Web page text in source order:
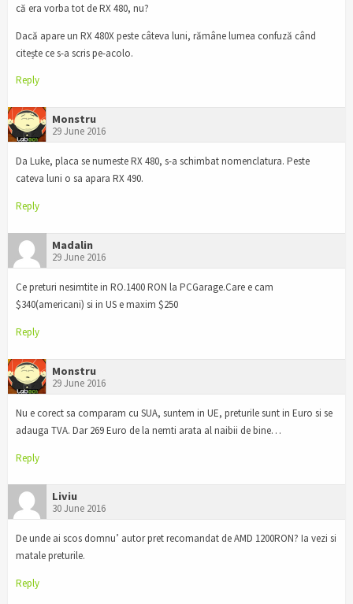
că era vorba tot de RX 480, nu?
Dacă apare un RX 480X peste câteva luni, rămâne lumea confuză când
citește ce s-a scris pe-acolo.
Reply
Monstru
29 June 2016
Da Luke, placa se numeste RX 480, s-a schimbat nomenclatura. Peste
cateva luni o sa apara RX 490.
Reply
Madalin
29 June 2016
Ce preturi nesimtite in RO.1400 RON la PCGarage.Care e cam
$340(americani) si in US e maxim $250
Reply
Monstru
29 June 2016
Nu e corect sa comparam cu SUA, suntem in UE, preturile sunt in Euro si se
adauga TVA. Dar 269 Euro de la nemti arata al naibii de bine…
Reply
Liviu
30 June 2016
De unde ai scos domnu’ autor pret recomandat de AMD 1200RON? Ia vezi si
matale preturile.
Reply